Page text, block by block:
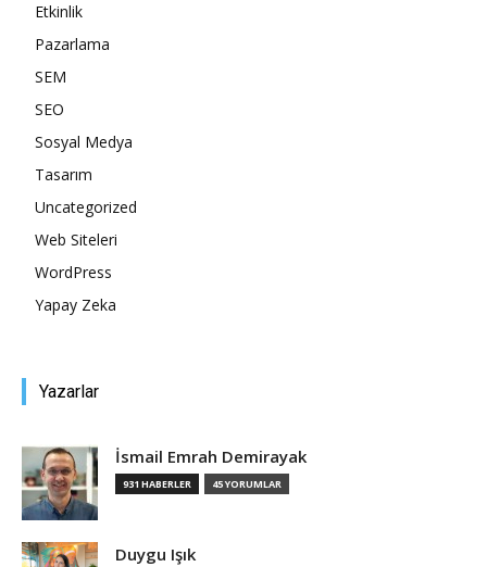
Etkinlik
Pazarlama
SEM
SEO
Sosyal Medya
Tasarım
Uncategorized
Web Siteleri
WordPress
Yapay Zeka
Yazarlar
İsmail Emrah Demirayak
931 HABERLER 45 YORUMLAR
Duygu Işık